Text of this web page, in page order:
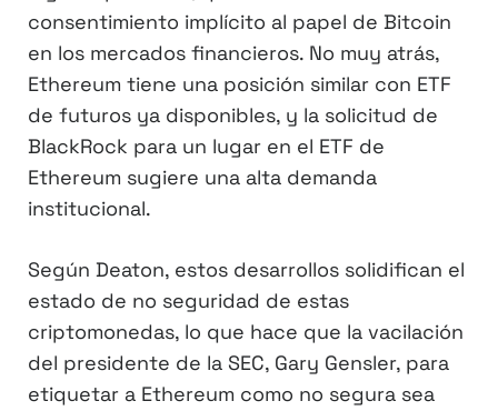
consentimiento implícito al papel de Bitcoin
en los mercados financieros. No muy atrás,
Ethereum tiene una posición similar con ETF
de futuros ya disponibles, y la solicitud de
BlackRock para un lugar en el ETF de
Ethereum sugiere una alta demanda
institucional.
Según Deaton, estos desarrollos solidifican el
estado de no seguridad de estas
criptomonedas, lo que hace que la vacilación
del presidente de la SEC, Gary Gensler, para
etiquetar a Ethereum como no segura sea